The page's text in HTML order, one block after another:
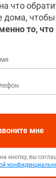
что
дома,
то, что
мне
кнопку, вы